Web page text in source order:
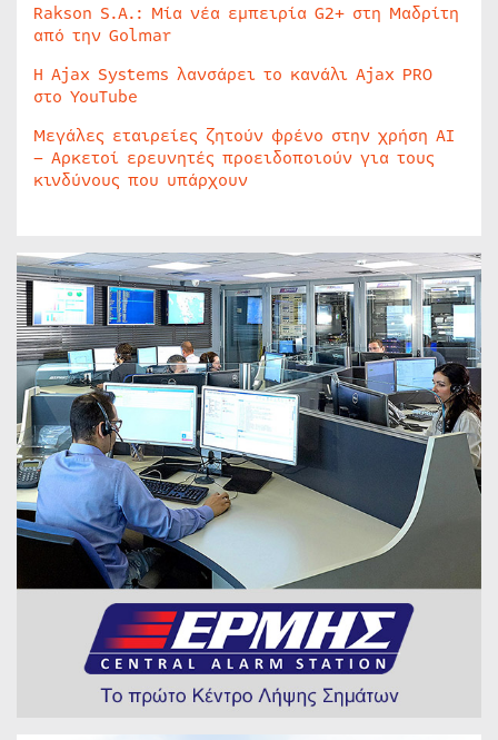
Rakson S.A.: Μία νέα εμπειρία G2+ στη Μαδρίτη
από την Golmar
Η Ajax Systems λανσάρει το κανάλι Ajax PRO
στο YouTube
Μεγάλες εταιρείες ζητούν φρένο στην χρήση AI
– Αρκετοί ερευνητές προειδοποιούν για τους
κινδύνους που υπάρχουν